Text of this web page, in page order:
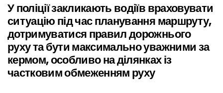
У поліції закликають водіїв враховувати
ситуацію під час планування маршруту,
дотримуватися правил дорожнього
руху та бути максимально уважними за
кермом, особливо на ділянках із
частковим обмеженням руху